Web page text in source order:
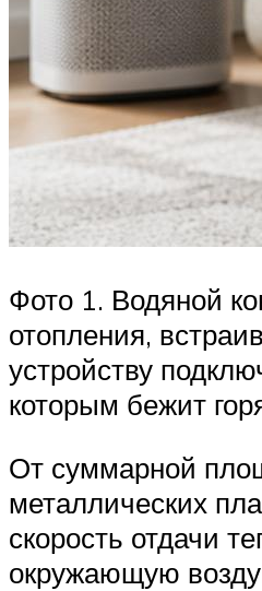
Фото 1. Водяной
отопления,
устройству
которым бежит
От суммарной
металлических
скорость отдачи
окружающую